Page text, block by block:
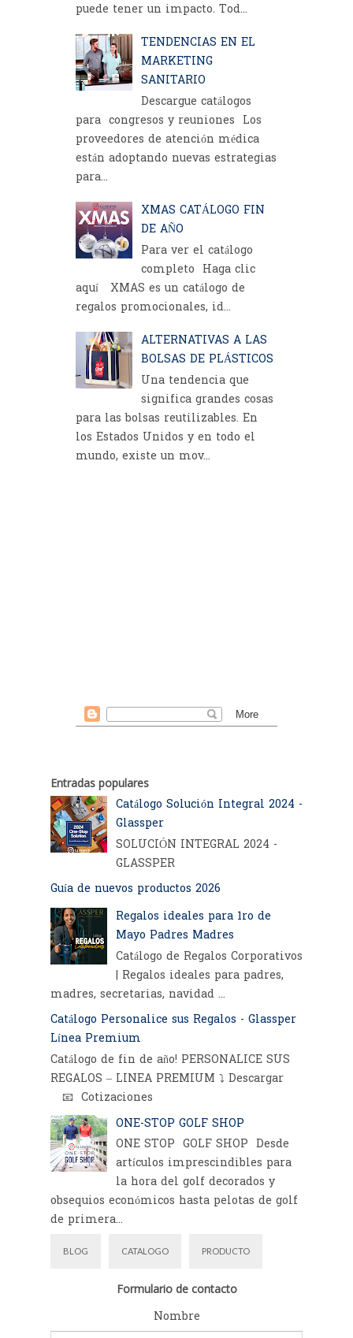
puede tener un impacto. Tod...
TENDENCIAS EN EL
MARKETING
SANITARIO
Descargue catálogos
para congresos y reuniones Los
proveedores de atención médica
están adoptando nuevas estrategias
para...
XMAS CATÁLOGO FIN
DE AÑO
Para ver el catálogo
completo Haga clic
aquí XMAS es un catálogo de
regalos promocionales, id...
ALTERNATIVAS A LAS
BOLSAS DE PLÁSTICOS
Una tendencia que
significa grandes cosas
para las bolsas reutilizables. En
los Estados Unidos y en todo el
mundo, existe un mov...
Entradas populares
Catálogo Solución Integral 2024 -
Glassper
SOLUCIÓN INTEGRAL 2024 -
GLASSPER
Guía de nuevos productos 2026
Regalos ideales para 1ro de
Mayo Padres Madres
Catálogo de Regalos Corporativos
| Regalos ideales para padres,
madres, secretarias, navidad ...
Catálogo Personalice sus Regalos - Glassper
Línea Premium
Catálogo de fin de año! PERSONALICE SUS
REGALOS – LINEA PREMIUM ⤵️ Descargar
📧 Cotizaciones
ONE-STOP GOLF SHOP
ONE STOP GOLF SHOP Desde
artículos imprescindibles para
la hora del golf decorados y
obsequios económicos hasta pelotas de golf
de primera...
BLOG CATALOGO PRODUCTO
Formulario de contacto
Nombre